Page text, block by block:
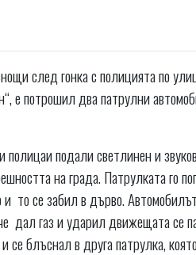
след гонка с полицията по
е потрошил два патрулни
подали светлинен и
на града. Патрулката го
то се забил в дърво.
газ и ударил движещата се
блъснал в друга патрулка,